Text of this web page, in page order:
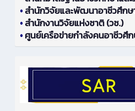
•สำนักวิจัยและพัฒนาอาชีวศึกษ
•สำนักงานวิจัยแห่งชาติ (วช.)
•ศูนย์เครือข่ายกำลังคนอาชีวศึ